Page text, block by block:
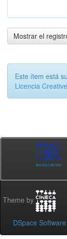
Mostrar el
Este ítem está
Licencia
Theme by
DSpace Software